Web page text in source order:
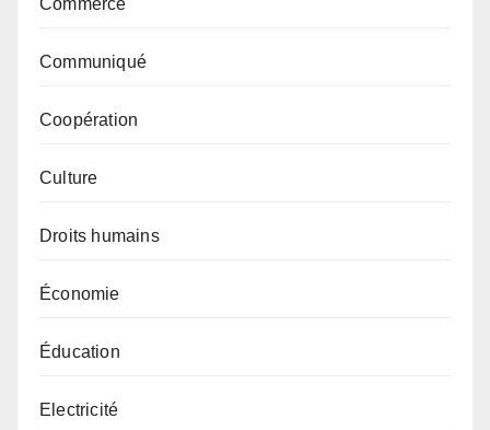
Communiqué
Coopération
Culture
Droits humains
Économie
Éducation
Electricité